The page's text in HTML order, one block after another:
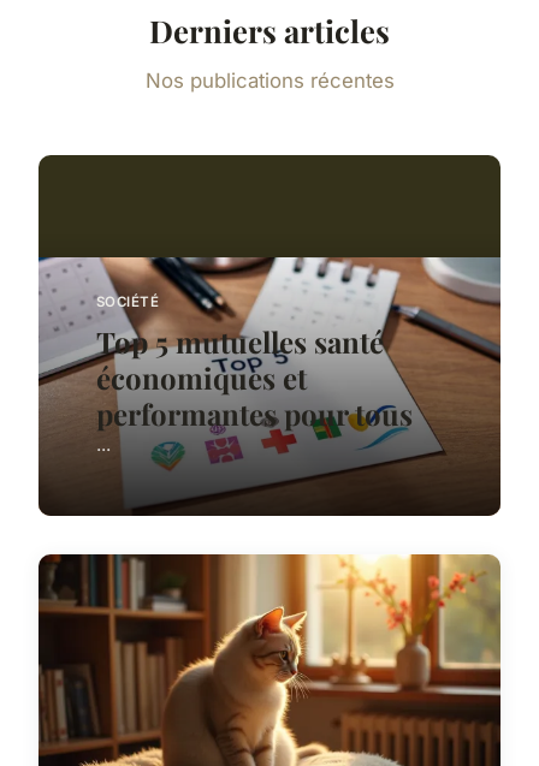
Derniers articles
Nos publications récentes
SOCIÉTÉ
Top 5 mutuelles santé
économiques et
performantes pour tous
...